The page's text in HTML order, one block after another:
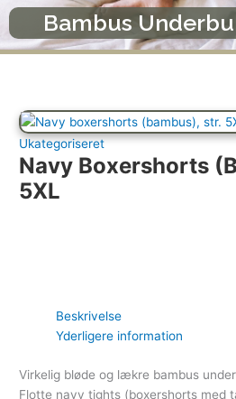
Gå
indholdet
Bambus
Ukategoriseret
Navy Boxershorts
5XL
Beskrivelse
Yderligere information
Virkelig bløde og lækre bambus
Flotte navy tights (boxershorts med